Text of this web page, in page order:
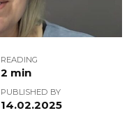
READING
2 min
PUBLISHED BY
14.02.2025